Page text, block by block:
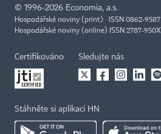
© 1996-2026 Economia, a.s.
Hospodářské noviny (print) ISSN 0862-9587
Hospodářské noviny (online) ISSN 2787-950X
Certifikováno Sledujte nás
Stáhněte si aplikaci HN